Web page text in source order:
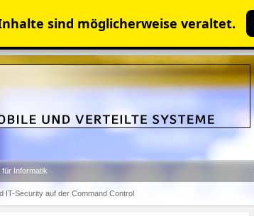
sind möglicherweise veraltet.
für Informatik
IT-Security auf der Command Control